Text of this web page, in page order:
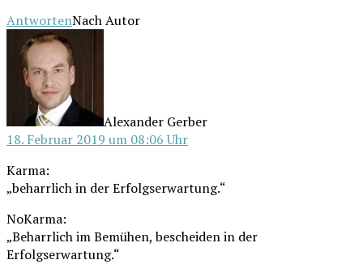
AntwortenNach Autor
Alexander Gerber
18. Februar 2019 um 08:06 Uhr
Kar­ma:
„beharr­lich in der Erfolgserwartung.“
NoK­ar­ma:
„Beharr­lich im Bemü­hen, beschei­den in der
Erfolgserwartung.“